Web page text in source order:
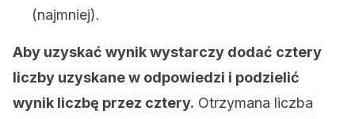
(najmniej).
Aby uzyskać wynik wystarczy dodać cztery
liczby uzyskane w odpowiedzi i podzielić
wynik liczbę przez cztery. Otrzymana liczba